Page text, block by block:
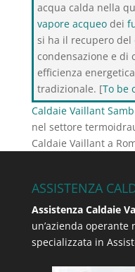
acqua calda nella
vapore acqueodei
si ha il recupero del
condensazione e di
efficienza
tradizionale. [To be
Caldaie Vaillant
nel settore
Caldaie Vaillant a
ASSISTENZA
Assistenza Caldaie
un’azienda
specializzata in